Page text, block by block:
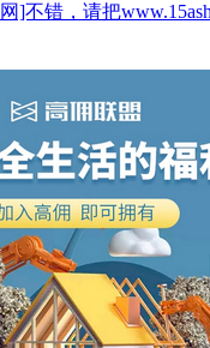
]不错，请把